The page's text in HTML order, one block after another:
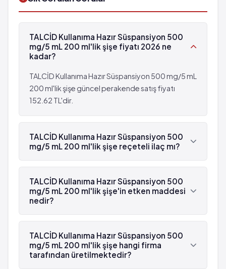
TALCİD Kullanıma Hazır Süspansiyon 500
mg/5 mL 200 ml'lik şişe fiyatı 2026 ne
kadar?
TALCİD Kullanıma Hazır Süspansiyon 500 mg/5 mL
200 ml'lik şişe güncel perakende satış fiyatı
152.62 TL'dir.
TALCİD Kullanıma Hazır Süspansiyon 500
mg/5 mL 200 ml'lik şişe reçeteli ilaç mı?
Hayır, TALCİD Kullanıma Hazır Süspansiyon 500
mg/5 mL 200 ml'lik şişe reçetesizdir.
TALCİD Kullanıma Hazır Süspansiyon 500
mg/5 mL 200 ml'lik şişe'in etken maddesi
nedir?
TALCİD Kullanıma Hazır Süspansiyon 500 mg/5 mL
200 ml'lik şişe'in etken maddesi Hidrotalsit 'dür.
TALCİD Kullanıma Hazır Süspansiyon 500
mg/5 mL 200 ml'lik şişe hangi firma
tarafından üretilmektedir?